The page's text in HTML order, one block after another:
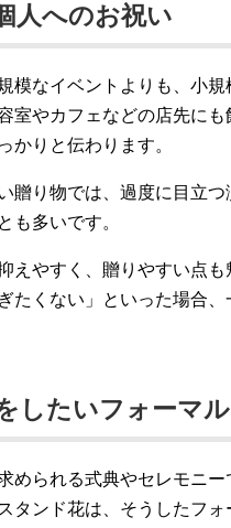
人へのお祝い
模なイベントよりも、小
室やカフェなどの店先に
かりと伝わります。
贈り物では、過度に目立
も多いです。
えやすく、贈りやすい点
たくない」といった場合
したいフォーマ
められる式典やセレモニ
タンド花は、そうしたフ